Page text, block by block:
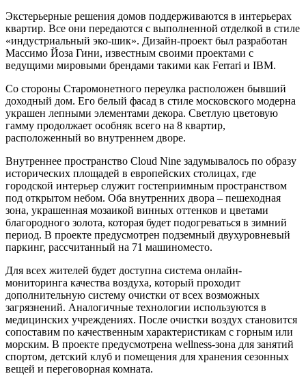
Экстерьерные решения домов поддерживаются в интерьерах
квартир. Все они передаются с выполненной отделкой в стиле
«индустриальный эко-шик». Дизайн-проект был разработан
Массимо Йоза Гини, известным своими проектами с
ведущими мировыми брендами такими как Ferrari и IBM.
Со стороны Старомонетного переулка расположен бывший
доходный дом. Его белый фасад в стиле московского модерна
украшен лепными элементами декора. Светлую цветовую
гамму продолжает особняк всего на 8 квартир,
расположенный во внутреннем дворе.
Внутреннее пространство Cloud Nine задумывалось по образу
исторических площадей в европейских столицах, где
городской интерьер служит гостеприимным пространством
под открытом небом. Оба внутренних двора – пешеходная
зона, украшенная мозаикой винных оттенков и цветами
благородного золота, которая будет подогреваться в зимний
период. В проекте предусмотрен подземный двухуровневый
паркинг, рассчитанный на 71 машиноместо.
Для всех жителей будет доступна система онлайн-
мониторинга качества воздуха, который проходит
дополнительную систему очистки от всех возможных
загрязнений. Аналогичные технологии используются в
медицинских учреждениях. После очистки воздух становится
сопоставим по качественным характеристикам с горным или
морским. В проекте предусмотрена wellness-зона для занятий
спортом, детский клуб и помещения для хранения сезонных
вещей и переговорная комната.